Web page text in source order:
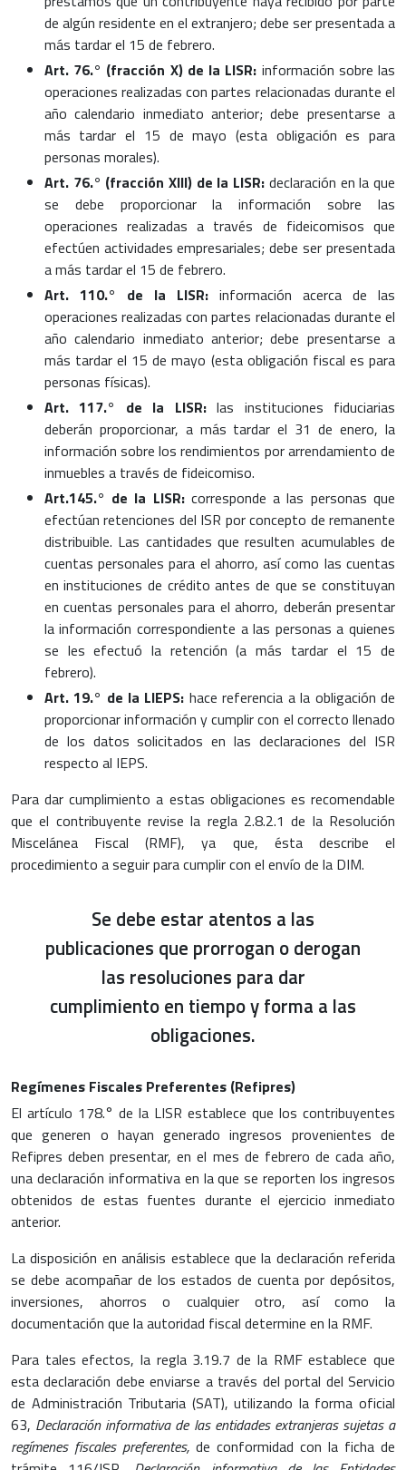
de algún residente en el extranjero; debe ser presentada a
más tardar el 15 de febrero.
Art. 76.° (fracción X) de la LISR: información sobre las
operaciones realizadas con partes relacionadas durante el
año calendario inmediato anterior; debe presentarse a
más tardar el 15 de mayo (esta obligación es para
personas morales).
Art. 76.° (fracción XIII) de la LISR: declaración en la que
se debe proporcionar la información sobre las
operaciones realizadas a través de fideicomisos que
efectúen actividades empresariales; debe ser presentada
a más tardar el 15 de febrero.
Art. 110.° de la LISR: información acerca de las
operaciones realizadas con partes relacionadas durante el
año calendario inmediato anterior; debe presentarse a
más tardar el 15 de mayo (esta obligación fiscal es para
personas físicas).
Art. 117.° de la LISR:las instituciones fiduciarias
deberán proporcionar, a más tardar el 31 de enero, la
información sobre los rendimientos por arrendamiento de
inmuebles a través de fideicomiso.
Art.145.° de la LISR: corresponde a las personas que
efectúan retenciones del ISR por concepto de remanente
distribuible. Las cantidades que resulten acumulables de
cuentas personales para el ahorro, así como las cuentas
en instituciones de crédito antes de que se constituyan
en cuentas personales para el ahorro, deberán presentar
la información correspondiente a las personas a quienes
se les efectuó la retención (a más tardar el 15 de
febrero).
Art. 19.° de la LIEPS: hace referencia a la obligación de
proporcionar información y cumplir con el correcto llenado
de los datos solicitados en las declaraciones del ISR
respecto al IEPS.
Para dar cumplimiento a estas obligaciones es recomendable
que el contribuyente revise la regla 2.8.2.1 de la Resolución
Miscelánea Fiscal (RMF), ya que, ésta describe el
procedimiento a seguir para cumplir con el envío de la DIM.
Se debe estar atentos a las
publicaciones que prorrogan o derogan
las resoluciones para dar
cumplimiento en tiempo y forma a las
obligaciones.
Regímenes Fiscales Preferentes (Refipres)
El artículo 178.° de la LISR establece que los contribuyentes
que generen o hayan generado ingresos provenientes de
Refipres deben presentar, en el mes de febrero de cada año,
una declaración informativa en la que se reporten los ingresos
obtenidos de estas fuentes durante el ejercicio inmediato
anterior.
La disposición en análisis establece que la declaración referida
se debe acompañar de los estados de cuenta por depósitos,
inversiones, ahorros o cualquier otro, así como la
documentación que la autoridad fiscal determine en la RMF.
Para tales efectos, la regla 3.19.7 de la RMF establece que
esta declaración debe enviarse a través del portal del Servicio
de Administración Tributaria (SAT), utilizando la forma oficial
63, Declaración informativa de las entidades extranjeras sujetas a
regímenes fiscales preferentes, de conformidad con la ficha de